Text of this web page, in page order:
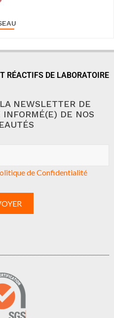
RÉACTIFS DE LABORATOIRE
NEWSLETTER DE
INFORMÉ(E) DE NOS
de Confidentialité